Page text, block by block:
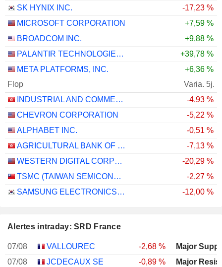
SK HYNIX INC.
-17,23 %
MICROSOFT CORPORATION
+7,59 %
BROADCOM INC.
+9,88 %
PALANTIR TECHNOLOGIES INC.
+39,78 %
META PLATFORMS, INC.
+6,36 %
Flop
Varia. 5j.
INDUSTRIAL AND COMMERCIAL BANK OF CHINA LIMITED
-4,93 %
CHEVRON CORPORATION
-5,22 %
ALPHABET INC.
-0,51 %
AGRICULTURAL BANK OF CHINA LIMITED
-7,13 %
WESTERN DIGITAL CORPORATION
-20,29 %
TSMC (TAIWAN SEMICONDUCTOR MANUFACTURING COMPANY)
-2,27 %
SAMSUNG ELECTRONICS CO., LTD.
-12,00 %
Alertes intraday: SRD France
07/08 VALLOUREC -2,68 %
Major
07/08
JCDECAUX SE -0,89 %
Major